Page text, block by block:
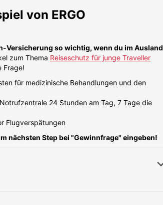
von ERGO
Versicherung so wichtig, wenn du im Ausland
zum Thema Reiseschutz für junge Traveller
Frage!
für medizinische Behandlungen und den
24 Stunden am Tag, 7 Tage die
Flugverspätungen
nächsten Step bei "Gewinnfrage" eingeben!